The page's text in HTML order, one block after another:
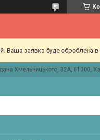
Ваша заявка буде оброблена
Хмельницького, 32А, 61000,